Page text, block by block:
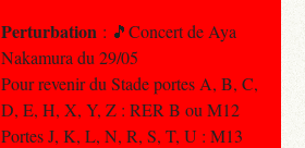
Perturbation : 🎵Concert de Aya
Nakamura du 29/05
Pour revenir du Stade portes A, B, C,
D, E, H, X, Y, Z : RER B ou M12
Portes J, K, L, N, R, S, T, U : M13